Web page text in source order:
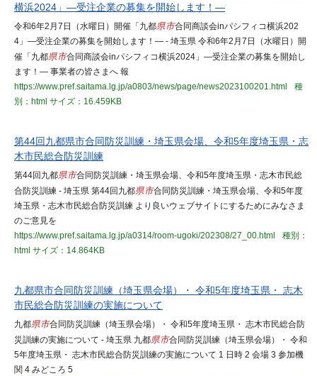
横浜2024」―受注企業の募集を開始します！―
令和6年2月7日（水曜日）開催「九都県市合同商談会inパシフィコ横浜202
4」―受注企業の募集を開始します！― - 埼玉県 令和6年2月7日（水曜日）開
催「九都県市合同商談会inパシフィコ横浜2024」―受注企業の募集を開始し
ます！― 事業者の皆さまへ 報
https://www.pref.saitama.lg.jp/a0803/news/page/news2023100201.html
種
別：html サイズ：16.459KB
第44回九都県市合同防災訓練・埼玉県会場、令和5年度埼玉県・志
木市民総合防災訓練
第44回九都県市合同防災訓練・埼玉県会場、令和5年度埼玉県・志木市民総
合防災訓練 - 埼玉県 第44回九都県市合同防災訓練・埼玉県会場、令和5年度
埼玉県・志木市民総合防災訓練 より良いウェブサイトにするためにみなさま
のご意見を
https://www.pref.saitama.lg.jp/a0314/room-ugoki/202308/27_00.html
種別：
html サイズ：14.864KB
九都県市合同防災訓練（埼玉県会場）・ 令和5年度埼玉県・ 志木
市民総合防災訓練の実施について
九都県市合同防災訓練（埼玉県会場）・ 令和5年度埼玉県・ 志木市民総合防
災訓練の実施について - 埼玉県 九都県市合同防災訓練（埼玉県会場）・ 令和
5年度埼玉県・ 志木市民総合防災訓練の実施について 1 日時 2 会場 3 参加機
関 4 みどころ 5